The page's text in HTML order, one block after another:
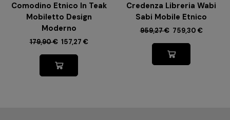
Comodino Etnico In Teak
Mobiletto Design
Moderno
179,90€ 157,27 €
Credenza Libreria Wabi
Sabi Mobile Etnico
959,27€ 759,30 €